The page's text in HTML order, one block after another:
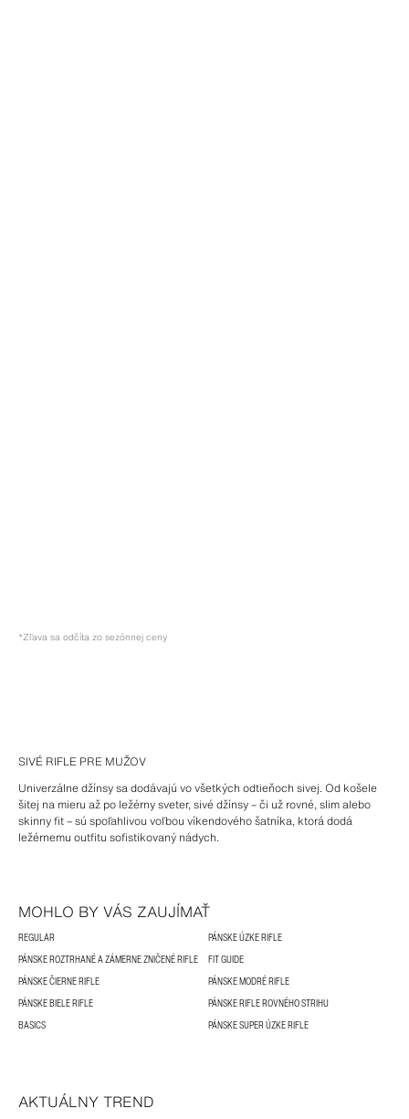
*Zľava sa odčíta zo sezónnej ceny
SIVÉ RIFLE PRE MUŽOV
Univerzálne džínsy sa dodávajú vo všetkých odtieňoch sivej. Od košele
šitej na mieru až po ležérny sveter, sivé džínsy – či už rovné, slim alebo
skinny fit – sú spoľahlivou voľbou víkendového šatníka, ktorá dodá
ležérnemu outfitu sofistikovaný nádych.
MOHLO BY VÁS ZAUJÍMAŤ
REGULAR
PÁNSKE ÚZKE RIFLE
PÁNSKE ROZTRHANÉ A ZÁMERNE ZNIČENÉ RIFLE
FIT GUIDE
PÁNSKE ČIERNE RIFLE
PÁNSKE MODRÉ RIFLE
PÁNSKE BIELE RIFLE
PÁNSKE RIFLE ROVNÉHO STRIHU
BASICS
PÁNSKE SUPER ÚZKE RIFLE
AKTUÁLNY TREND